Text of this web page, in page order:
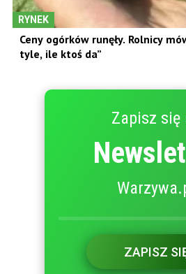
RYNEK
Ceny ogórków runęły. Rolnicy
tyle, ile ktoś da”
Zapisz się
ZAPISZ